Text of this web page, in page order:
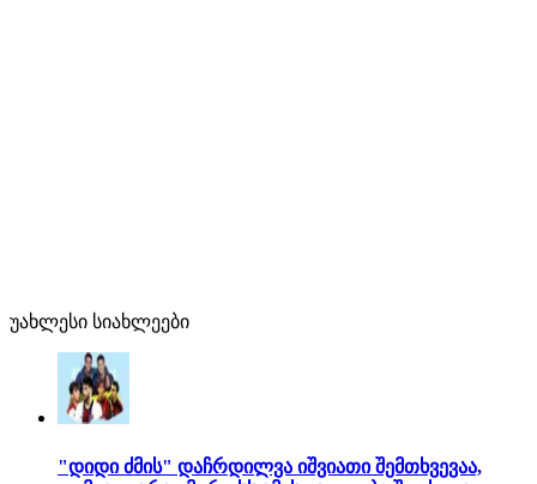
უახლესი სიახლეები
"დიდი ძმის" დაჩრდილვა იშვიათი შემთხვევაა,